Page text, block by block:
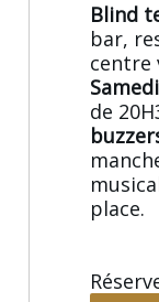
Blind
bar,
centre
de
place.